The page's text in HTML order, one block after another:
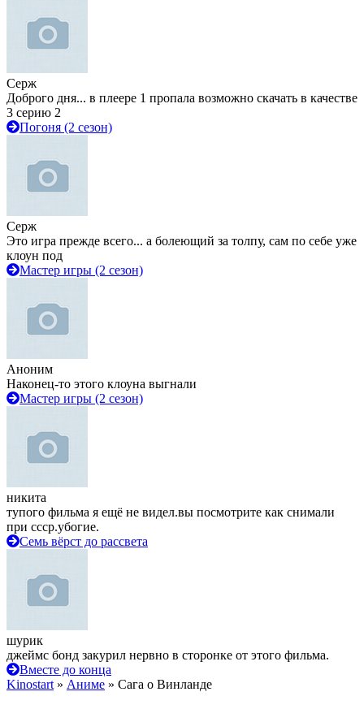
Серж
Доброго дня... в плеере 1 пропала возможно скачать в качестве
3 серию 2
Погоня (2 сезон)
Серж
Это игра прежде всего... а болеющий за толпу, сам по себе уже
клоун под
Мастер игры (2 сезон)
Аноним
Наконец-то этого клоуна выгнали
Мастер игры (2 сезон)
никита
тупого фильма я ещё не видел.вы посмотрите как снимали
при ссср.убогие.
Семь вёрст до рассвета
шурик
джеймс бонд закурил нервно в сторонке от этого фильма.
Вместе до конца
Kinostart » Аниме » Сага о Винланде